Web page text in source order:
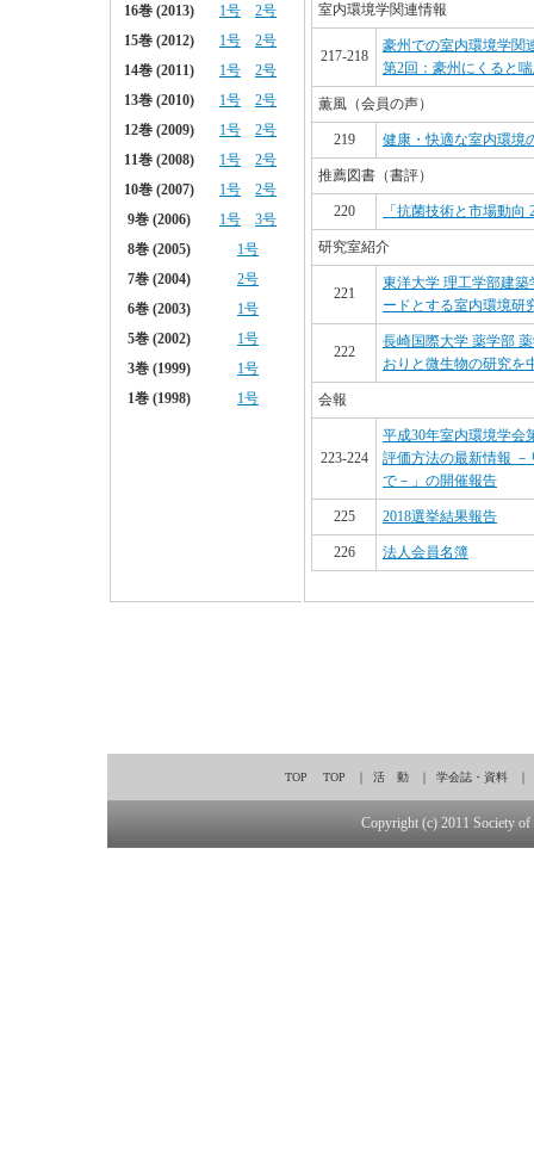
室内環境学関連情報
217-218
豪州での室内環境学関
第2回：豪州にくると
薫風（会員の声）
219 健康・快適な室内環境
推薦図書（書評）
220 「抗菌技術と市場動向
研究室紹介
221
東洋大学 理工学部建
ードとする室内環境研
222
長崎国際大学 薬学部
おりと微生物の研究を
会報
223-224
平成30年室内環境学会
評価方法の最新情報
で－」の開催報告
225 2018選挙結果報告
226 法人会員名簿
TOP TOP ｜ 活 動 ｜ 学会誌・資料 ｜
Copyright (c) 2011 Society